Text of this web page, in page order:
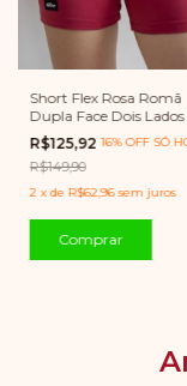
Short Flex Rosa Romã
Dupla Face Dois Lados
R$125,9216% OFF SÓ
R$149,90
2 xde R$62,96 sem juros
Comprar